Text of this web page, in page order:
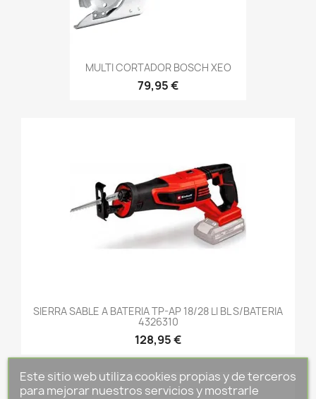
MULTI CORTADOR BOSCH XEO
79,95 €
SIERRA SABLE A BATERIA TP-AP 18/28 LI BL S/BATERIA
4326310
128,95 €
Este sitio web utiliza cookies propias y de terceros
para mejorar nuestros servicios y mostrarle